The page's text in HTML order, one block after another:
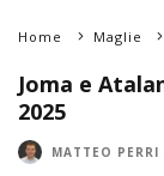
Home Maglie
Joma e
2025
MATTEO PERRI